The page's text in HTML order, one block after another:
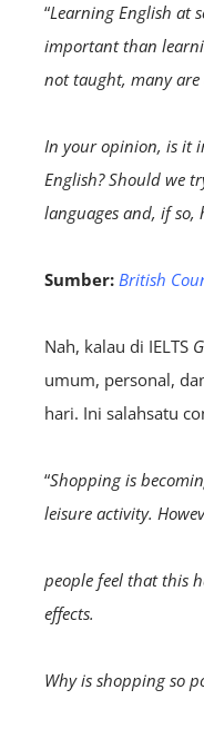
“Learning English at
important than
not taught, many
In your opinion, is it
English? Should we
languages and, if so,
Sumber: British
Nah, kalau di IELTS
umum, personal,
hari. Ini salahsatu
“Shopping is
leisure activity.
people feel that this
effects.
Why is shopping so